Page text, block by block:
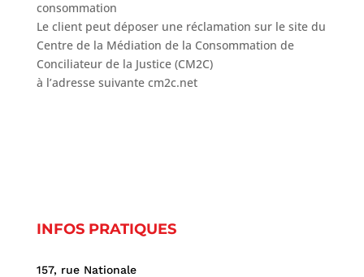
consommation
Le client peut déposer une réclamation sur le site du
Centre de la Médiation de la Consommation de
Conciliateur de la Justice (CM2C)
à l’adresse suivante cm2c.net
INFOS PRATIQUES
157, rue Nationale